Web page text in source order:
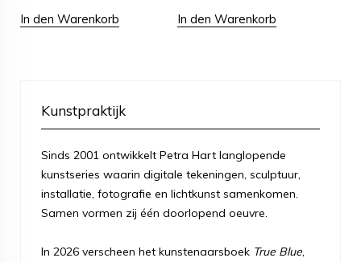
In den Warenkorb In den Warenkorb
Kunstpraktijk
Sinds 2001 ontwikkelt Petra Hart langlopende
kunstseries waarin digitale tekeningen, sculptuur,
installatie, fotografie en lichtkunst samenkomen.
Samen vormen zij één doorlopend oeuvre.
In 2026 verscheen het kunstenaarsboek True Blue,